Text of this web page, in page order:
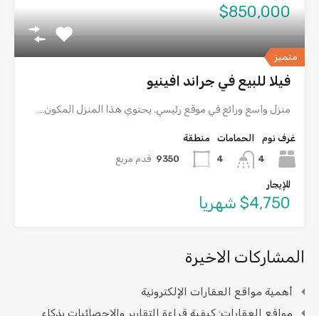
$850,000
متميز
فيلا للبيع في جراند افينيو
منزل واسع ورائع في موقع رئيسي. يحتوي هذا المنزل المكون…
غرف نوم
4
الحمامات
4
منطقة
9350 قدم مربع
للإيجار
$4,750 شهريا
المشاركات الاخيرة
أهمية مواقع العقارات الإلكترونية
مواقع العقارات: كيفية قراءة التقارير والإحصائيات بذكاء